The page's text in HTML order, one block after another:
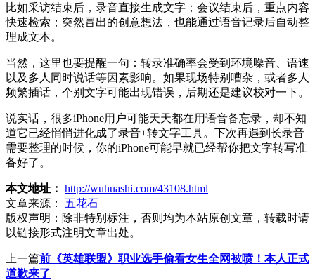
比如采访结束后，录音直接生成文字；会议结束后，重点内容
快速检索；突然冒出的创意想法，也能通过语音记录后自动整
理成文本。
当然，这里也要提醒一句：转录准确率会受到环境噪音、语速
以及多人同时说话等因素影响。如果现场特别嘈杂，或者多人
频繁插话，个别文字可能出现错误，后期还是建议校对一下。
说实话，很多iPhone用户可能天天都在用语音备忘录，却不知
道它已经悄悄进化成了录音+转文字工具。下次再遇到长录音
需要整理的时候，你的iPhone可能早就已经帮你把文字转写准
备好了。
本文地址： http://wuhuashi.com/43108.html
文章来源：
五花石
版权声明： 除非特别标注，否则均为本站原创文章，转载时请
以链接形式注明文章出处。
上一篇前《英雄联盟》职业选手偷看女生全网被喷！本人正式
道歉来了